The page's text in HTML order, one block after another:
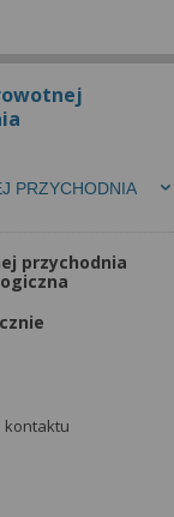
PRZYCHODNIA
przychodnia
kontaktu